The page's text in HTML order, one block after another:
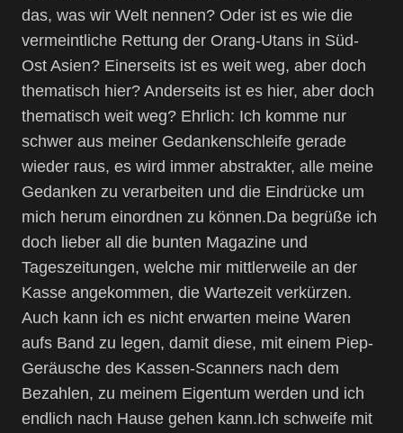
das, was wir Welt nennen? Oder ist es wie die
vermeintliche Rettung der Orang-Utans in Süd-
Ost Asien? Einerseits ist es weit weg, aber doch
thematisch hier? Anderseits ist es hier, aber doch
thematisch weit weg? Ehrlich: Ich komme nur
schwer aus meiner Gedankenschleife gerade
wieder raus, es wird immer abstrakter, alle meine
Gedanken zu verarbeiten und die Eindrücke um
mich herum einordnen zu können.Da begrüße ich
doch lieber all die bunten Magazine und
Tageszeitungen, welche mir mittlerweile an der
Kasse angekommen, die Wartezeit verkürzen.
Auch kann ich es nicht erwarten meine Waren
aufs Band zu legen, damit diese, mit einem Piep-
Geräusche des Kassen-Scanners nach dem
Bezahlen, zu meinem Eigentum werden und ich
endlich nach Hause gehen kann.Ich schweife mit